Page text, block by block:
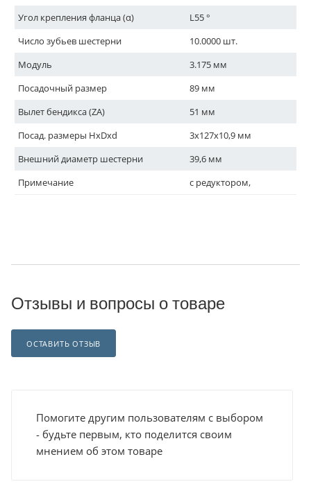
Угол крепления фланца (α)
L55 °
Число зубьев шестерни
10.0000 шт.
Модуль
3.175 мм
Посадочный размер
89 мм
Вылет бендикса (ZA)
51 мм
Посад. размеры HxDxd
3x127x10,9 мм
Внешний диаметр шестерни
39,6 мм
Примечание
с редуктором,
Отзывы и вопросы о товаре
ОСТАВИТЬ ОТЗЫВ
Помогите другим пользователям с выбором
- будьте первым, кто поделится своим
мнением об этом товаре